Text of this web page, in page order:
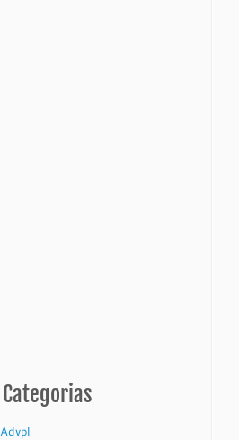
Categorias
Advpl